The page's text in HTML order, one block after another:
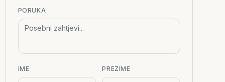
PORUKA
IME PREZIME